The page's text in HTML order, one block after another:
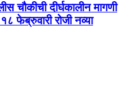
दीर्घकालीन मागणी
फेब्रुवारी रोजी नव्या